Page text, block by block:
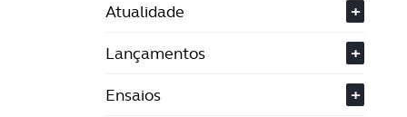
Atualidade
+
Lançamentos
+
Ensaios
+